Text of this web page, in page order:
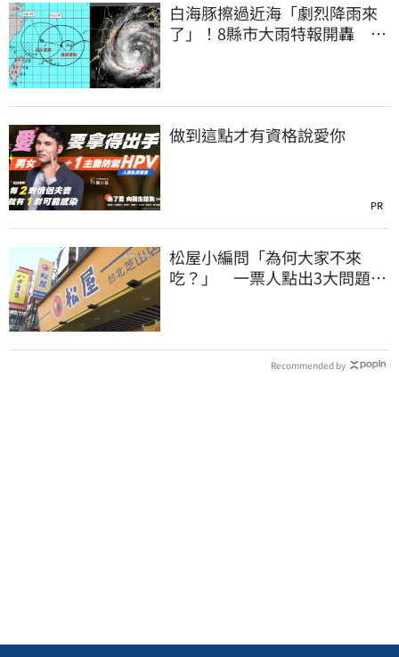
白海豚擦過近海「劇烈降雨來
了」！8縣市大雨特報開轟 今
做到這點才有資格說愛你
PR
松屋小編問「為何大家不來
吃？」 一票人點出3大問題：
Recommended by